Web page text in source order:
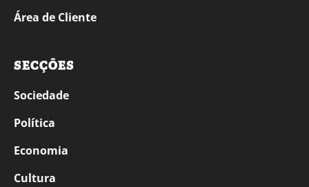
Área de Cliente
SECÇÕES
Sociedade
Política
Economia
Cultura